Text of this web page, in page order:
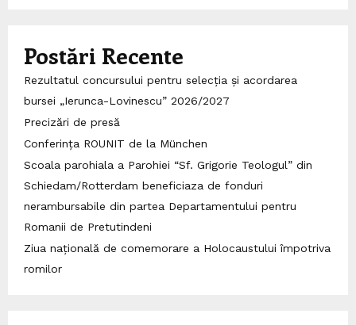
Postări Recente
Rezultatul concursului pentru selecția și acordarea
bursei „Ierunca-Lovinescu” 2026/2027
Precizări de presă
Conferința ROUNIT de la München
Scoala parohiala a Parohiei “Sf. Grigorie Teologul” din
Schiedam/Rotterdam beneficiaza de fonduri
nerambursabile din partea Departamentului pentru
Romanii de Pretutindeni
Ziua națională de comemorare a Holocaustului împotriva
romilor